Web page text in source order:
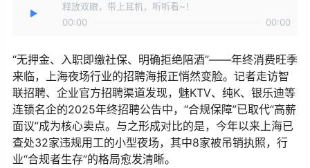
释放双眼，带上耳机，听听看~！
00:00
00:00
“无押金、入职即缴社保、明确拒绝陪酒”——年终消费旺季
来临，上海夜场行业的招聘海报正悄然变脸。记者走访智
联招聘、企业官方招聘渠道发现，魅KTV、纯K、银乐迪等
连锁名企的2025年终招聘公告中，“合规保障”已取代“高薪
面议”成为核心卖点。与之形成对比的是，今年以来上海已
查处32家违规用工的小型夜场，其中8家被吊销执照，行
业“合规者生存”的格局愈发清晰。